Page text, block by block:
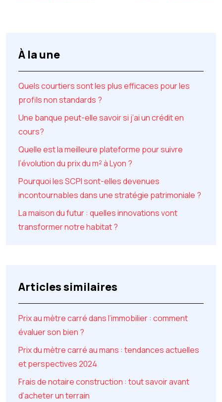
À la une
Quels courtiers sont les plus efficaces pour les
profils non standards ?
Une banque peut-elle savoir si j’ai un crédit en
cours?
Quelle est la meilleure plateforme pour suivre
l’évolution du prix du m² à Lyon ?
Pourquoi les SCPI sont-elles devenues
incontournables dans une stratégie patrimoniale ?
La maison du futur : quelles innovations vont
transformer notre habitat ?
Articles similaires
Prix au mètre carré dans l’immobilier : comment
évaluer son bien ?
Prix du mètre carré au mans : tendances actuelles
et perspectives 2024
Frais de notaire construction : tout savoir avant
d’acheter un terrain